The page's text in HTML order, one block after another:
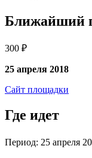
Ближайший
300 ₽
25 апреля 2018
Сайт площадки
Где идет
Период: 25 апреля